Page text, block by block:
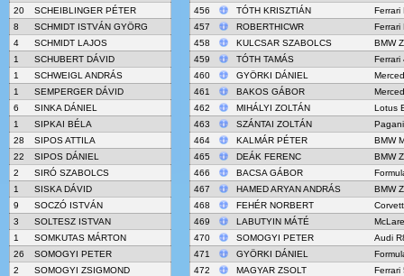
20
SCHEIBLINGER PÉTER
8
SCHMIDT ISTVÁN GYÖRG
4
SCHMIDT LAJOS
1
SCHUBERT DÁVID
1
SCHWEIGL ANDRÁS
1
SEMPERGER DÁVID
6
SINKA DÁNIEL
1
SIPKAI BÉLA
28
SIPOS ATTILA
22
SIPOS DÁNIEL
2
SIRÓ SZABOLCS
1
SISKA DÁVID
9
SOCZÓ ISTVÁN
3
SOLTESZ ISTVAN
1
SOMKUTAS MÁRTON
26
SOMOGYI PETER
2
SOMOGYI ZSIGMOND
456
TÓTH KRISZTIÁN
Ferrari
457
ROBERTHICWR
Ferrari
458
KULCSAR SZABOLCS
BMW
459
TÓTH TAMÁS
Ferrari
460
GYÖRKI DÁNIEL
461
BAKOS GÁBOR
462
MIHÁLYI ZOLTÁN
Lotus
463
SZÁNTAI ZOLTÁN
464
KALMÁR PÉTER
BMW
465
DEÁK FERENC
BMW
466
BACSA GÁBOR
467
HAMED ARYAN ANDRÁS
BMW
468
FEHÉR NORBERT
469
LABUTYIN MÁTÉ
470
SOMOGYI PETER
Audi
471
GYÖRKI DÁNIEL
472
MAGYAR ZSOLT
Ferrari